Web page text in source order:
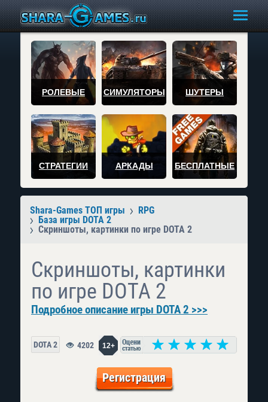
РОЛЕВЫЕ СИМУЛЯТОРЫ ШУТЕРЫ
СТРАТЕГИИ АРКАДЫ БЕСПЛАТНЫЕ
Shara-Games ТОП игры
RPG
База игры DOTA 2
Скриншоты, картинки по игре DOTA 2
Скриншоты, картинки
по игре DOTA 2
Подробное описание игры DOTA 2 >>>
DOTA 2 12+
4202
Регистрация